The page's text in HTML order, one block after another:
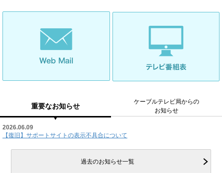
重要なお知らせ
ケーブルテレビ局からの
お知らせ
2026.06.09
【復旧】サポートサイトの表示不具合について